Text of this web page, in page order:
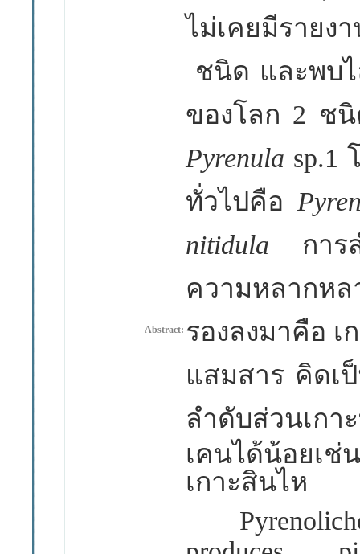
Abstract:
ไม่เคยมีราย
ชนิด และพบ
ของโลก 2 ช
Pyrenula sp.1
ทั่วไปคือ
nitidula การ
ความหลากหล
รองลงมาคือ เ
แสมสาร คิดเ
ลำดับส่วนเกา
เคนได้น้อยเ
เกาะสินไห